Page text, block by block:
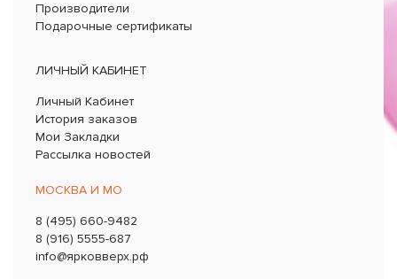
Производители
Подарочные сертификаты
ЛИЧНЫЙ КАБИНЕТ
Личный Кабинет
История заказов
Мои Закладки
Рассылка новостей
МОСКВА И МО
8 (495) 660-9482
8 (916) 5555-687
info@ярковверх.рф